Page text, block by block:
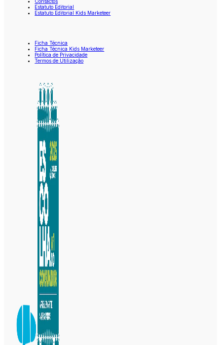
Contactos
Estatuto Editorial
Estatuto Editorial Kids Marketeer
Ficha Técnica
Ficha Técnica Kids Marketeer
Política de Privacidade
Termos de Utilização